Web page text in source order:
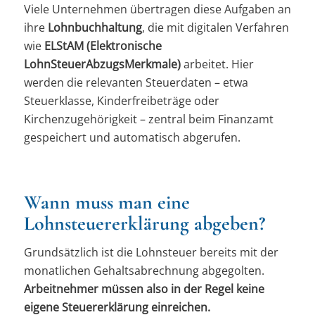
Viele Unternehmen übertragen diese Aufgaben an
ihre Lohnbuchhaltung, die mit digitalen Verfahren
wie ELStAM (Elektronische
LohnSteuerAbzugsMerkmale)arbeitet. Hier
werden die relevanten Steuerdaten – etwa
Steuerklasse, Kinderfreibeträge oder
Kirchenzugehörigkeit – zentral beim Finanzamt
gespeichert und automatisch abgerufen.
Wann muss man eine
Lohnsteuererklärung abgeben?
Grundsätzlich ist die Lohnsteuer bereits mit der
monatlichen Gehaltsabrechnung abgegolten.
Arbeitnehmer müssen also in der Regel keine
eigene Steuererklärung einreichen.